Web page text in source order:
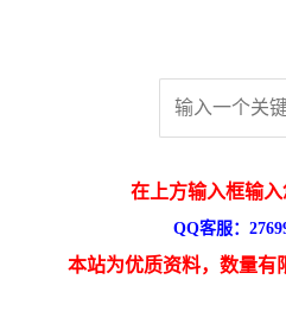
在上方输入框输
QQ客服：
本站为优质资料，数量有